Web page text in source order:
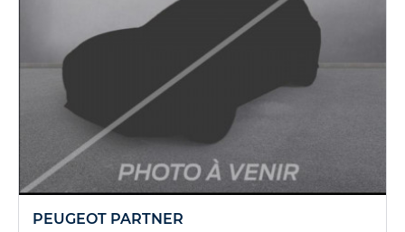
PEUGEOT PARTNER